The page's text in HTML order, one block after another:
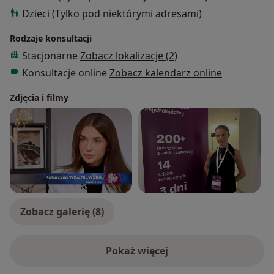
Dzieci (Tylko pod niektórymi adresami)
Rodzaje konsultacji
Stacjonarne Zobacz lokalizacje (2)
Konsultacje online Zobacz kalendarz online
Zdjęcia i filmy
Zobacz galerię (8)
Pokaż więcejo doświadczeniu